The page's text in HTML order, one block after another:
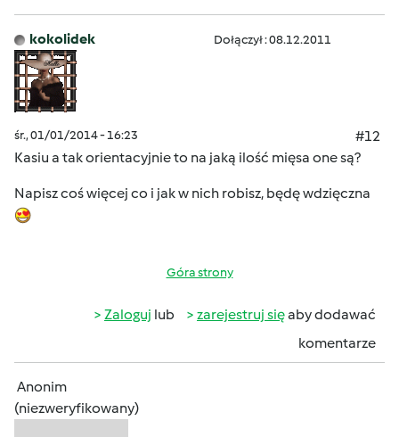
kokolidek Dołączył : 08.12.2011
śr., 01/01/2014 - 16:23
#12
Kasiu a tak orientacyjnie to na jaką ilość mięsa one są?
Napisz coś więcej co i jak w nich robisz, będę wdzięczna
Góra strony
Zaloguj lub zarejestruj sięaby dodawać
komentarze
Anonim
(niezweryfikowany)